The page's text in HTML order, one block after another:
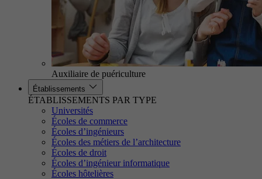
Auxiliaire de puériculture
Établissements
ÉTABLISSEMENTS PAR TYPE
Universités
Écoles de commerce
Écoles d’ingénieurs
Écoles des métiers de l’architecture
Écoles de droit
Écoles d’ingénieur informatique
Écoles hôtelières